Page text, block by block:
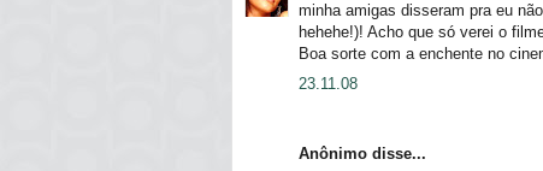
minha amigas disseram pra eu
hehehe!)! Acho que só verei o
Boa sorte com a enchente no
23.11.08
Anônimo disse...